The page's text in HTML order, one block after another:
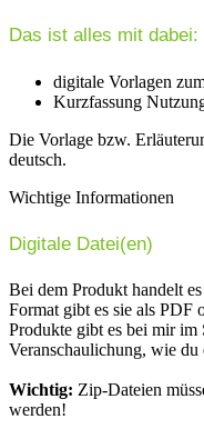
Das ist alles mit dabei:
digitale Vorlagen
Kurzfassung
Die Vorlage bzw.
deutsch.
Wichtige Informationen
Digitale Datei(en)
Bei dem Produkt handelt
Format gibt es sie als PDF
Produkte gibt es bei mir im
Veranschaulichung, wie du
Wichtig: Zip-Dateien
werden!